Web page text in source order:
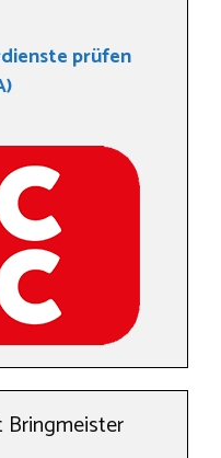
prüfen
Bringmeister